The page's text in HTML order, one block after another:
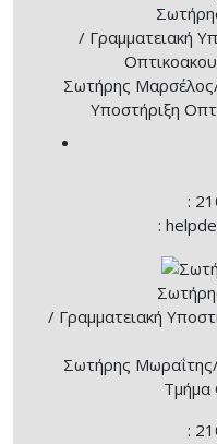
/ Γραμματειακή
Σωτήρης Μαρσέλος
Υποστήριξη
:
:
/ Γραμματειακή
Σωτήρης Μωραΐτης
Τμήμα
: